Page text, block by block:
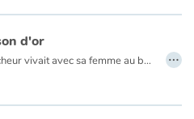
d'or
Un très vieux pêcheur vivait avec sa femme au bord de la mer, une vieille mégère, dans une toute petite chaumière. Un jour dans son filet, il découvre un magnifique poisson doré. "Pêcheur, relâche-moi, je réaliserai tous tes souhaits en guise de merci." Lui, n'a besoin de rien, mais sa femme, revêche, est exigeante jusqu'à la folie. …